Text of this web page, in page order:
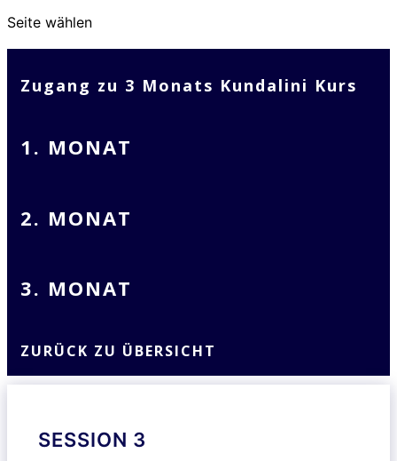
Seite wählen
Zugang zu 3 Monats Kundalini Kurs
1. MONAT
2. MONAT
3. MONAT
ZURÜCK ZU ÜBERSICHT
SESSION 3